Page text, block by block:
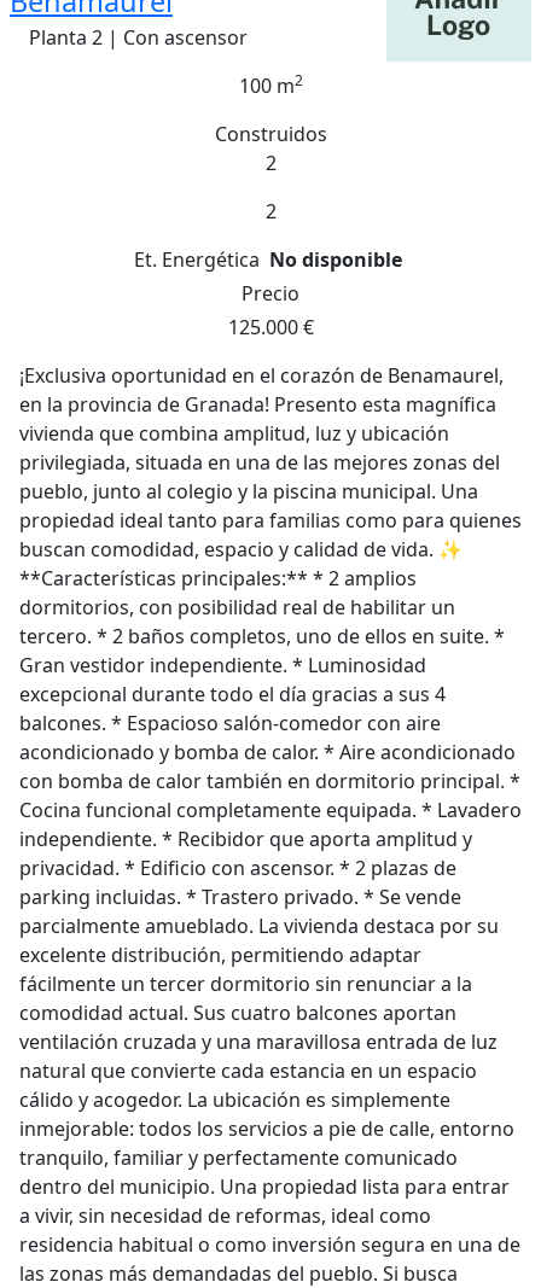
Planta 2 | Con ascensor
100 m2
Construidos
2
2
Et. Energética No disponible
Precio
125.000 €
¡Exclusiva oportunidad en el corazón de Benamaurel,
en la provincia de Granada! Presento esta magnífica
vivienda que combina amplitud, luz y ubicación
privilegiada, situada en una de las mejores zonas del
pueblo, junto al colegio y la piscina municipal. Una
propiedad ideal tanto para familias como para quienes
buscan comodidad, espacio y calidad de vida. ✨
**Características principales:** * 2 amplios
dormitorios, con posibilidad real de habilitar un
tercero. * 2 baños completos, uno de ellos en suite. *
Gran vestidor independiente. * Luminosidad
excepcional durante todo el día gracias a sus 4
balcones. * Espacioso salón-comedor con aire
acondicionado y bomba de calor. * Aire acondicionado
con bomba de calor también en dormitorio principal. *
Cocina funcional completamente equipada. * Lavadero
independiente. * Recibidor que aporta amplitud y
privacidad. * Edificio con ascensor. * 2 plazas de
parking incluidas. * Trastero privado. * Se vende
parcialmente amueblado. La vivienda destaca por su
excelente distribución, permitiendo adaptar
fácilmente un tercer dormitorio sin renunciar a la
comodidad actual. Sus cuatro balcones aportan
ventilación cruzada y una maravillosa entrada de luz
natural que convierte cada estancia en un espacio
cálido y acogedor. La ubicación es simplemente
inmejorable: todos los servicios a pie de calle, entorno
tranquilo, familiar y perfectamente comunicado
dentro del municipio. Una propiedad lista para entrar
a vivir, sin necesidad de reformas, ideal como
residencia habitual o como inversión segura en una de
las zonas más demandadas del pueblo. Si busca